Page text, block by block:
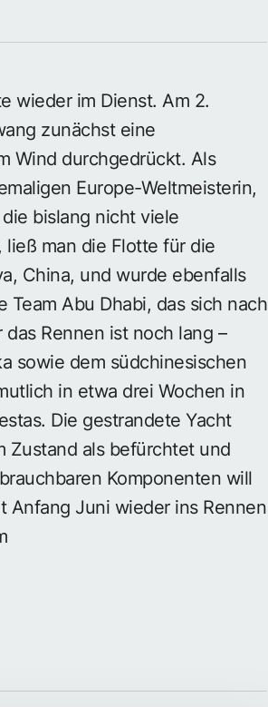
wieder im Dienst. Am 2.
zunächst eine
Wind durchgedrückt. Als
Europe-Weltmeisterin,
bislang nicht viele
man die Flotte für die
China, und wurde ebenfalls
Abu Dhabi, das sich nach
Rennen ist noch lang –
sowie dem südchinesischen
in etwa drei Wochen in
Die gestrandete Yacht
Zustand als befürchtet und
Komponenten will
Anfang Juni wieder ins Rennen